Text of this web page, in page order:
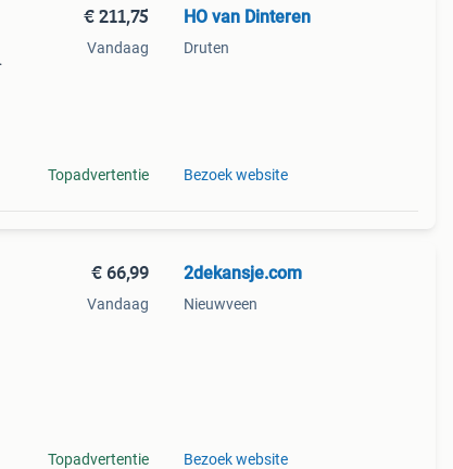
€ 211,75
Vandaag
Topadvertentie
HO van Dinteren
Druten
Bezoek website
€ 66,99
Vandaag
Topadvertentie
2dekansje.com
Nieuwveen
Bezoek website